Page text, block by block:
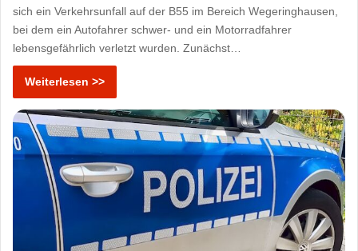
sich ein Verkehrsunfall auf der B55 im Bereich Wegeringhausen,
bei dem ein Autofahrer schwer- und ein Motorradfahrer
lebensgefährlich verletzt wurden. Zunächst…
Weiterlesen >>